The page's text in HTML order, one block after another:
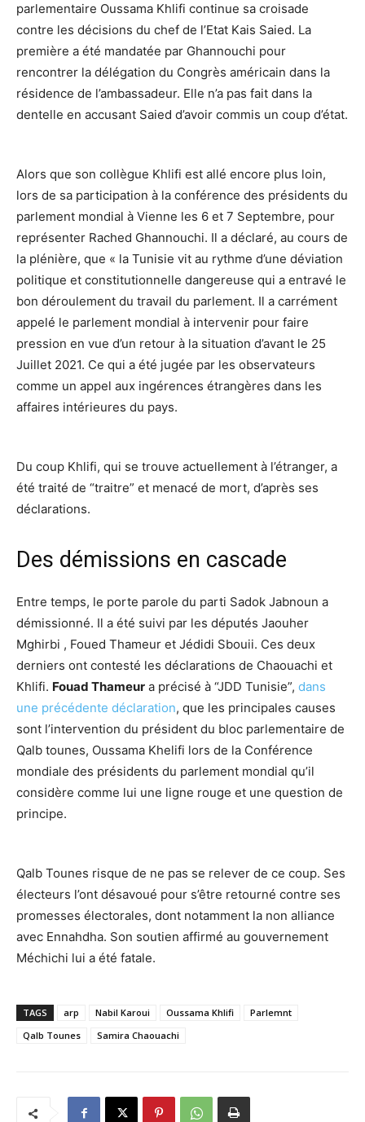
parlementaire Oussama Khlifi continue sa croisade
contre les décisions du chef de l’Etat Kais Saied. La
première a été mandatée par Ghannouchi pour
rencontrer la délégation du Congrès américain dans la
résidence de l’ambassadeur. Elle n’a pas fait dans la
dentelle en accusant Saied d’avoir commis un coup d’état.
Alors que son collègue Khlifi est allé encore plus loin,
lors de sa participation à la conférence des présidents du
parlement mondial à Vienne les 6 et 7 Septembre, pour
représenter Rached Ghannouchi. Il a déclaré, au cours de
la plénière, que « la Tunisie vit au rythme d’une déviation
politique et constitutionnelle dangereuse qui a entravé le
bon déroulement du travail du parlement. Il a carrément
appelé le parlement mondial à intervenir pour faire
pression en vue d’un retour à la situation d’avant le 25
Juillet 2021. Ce qui a été jugée par les observateurs
comme un appel aux ingérences étrangères dans les
affaires intérieures du pays.
Du coup Khlifi, qui se trouve actuellement à l’étranger, a
été traité de “traitre” et menacé de mort, d’après ses
déclarations.
Des démissions en cascade
Entre temps, le porte parole du parti Sadok Jabnoun a
démissionné. Il a été suivi par les députés Jaouher
Mghirbi , Foued Thameur et Jédidi Sbouii. Ces deux
derniers ont contesté les déclarations de Chaouachi et
Khlifi. Fouad Thameur a précisé à “JDD Tunisie”, dans
une précédente déclaration, que les principales causes
sont l’intervention du président du bloc parlementaire de
Qalb tounes, Oussama Khelifi lors de la Conférence
mondiale des présidents du parlement mondial qu’il
considère comme lui une ligne rouge et une question de
principe.
Qalb Tounes risque de ne pas se relever de ce coup. Ses
électeurs l’ont désavoué pour s’être retourné contre ses
promesses électorales, dont notamment la non alliance
avec Ennahdha. Son soutien affirmé au gouvernement
Méchichi lui a été fatale.
TAGS arp Nabil Karoui Oussama Khlifi
Parlemnt
Qalb Tounes
Samira Chaouachi